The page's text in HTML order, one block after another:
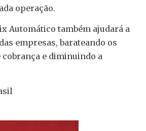
operação.
Automático também ajudará a
empresas, barateando os
e diminuindo a